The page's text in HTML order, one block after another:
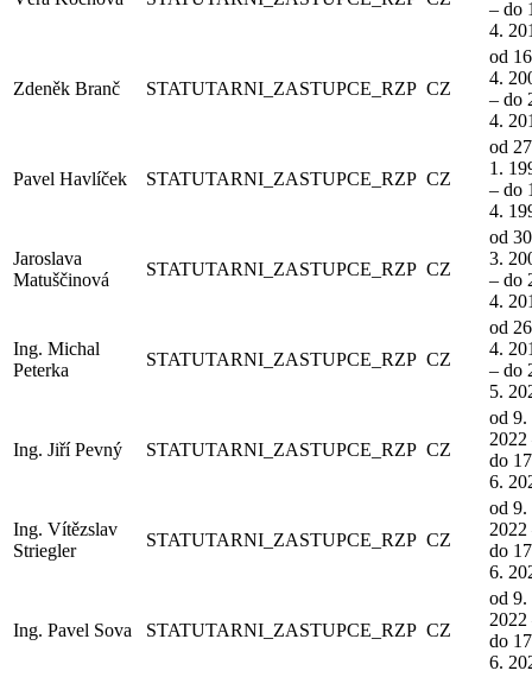
– do
4.
Zdeněk Branč STATUTARNI_ZASTUPCE_RZP CZ
od
4.
– do
4.
Pavel Havlíček STATUTARNI_ZASTUPCE_RZP CZ
od
1.
– do
4.
Jaroslava
Matuščinová
STATUTARNI_ZASTUPCE_RZP CZ
od
3.
– do
4.
Ing. Michal
Peterka
STATUTARNI_ZASTUPCE_RZP CZ
od
4.
– do
5.
Ing. Jiří Pevný STATUTARNI_ZASTUPCE_RZP CZ
od 9.
2022
do
6.
Ing. Vítězslav
Striegler
STATUTARNI_ZASTUPCE_RZP CZ
od 9.
2022
do
6.
Ing. Pavel Sova STATUTARNI_ZASTUPCE_RZP CZ
od 9.
2022
do
6.